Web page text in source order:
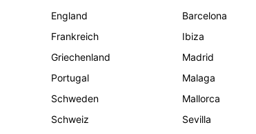
England
Frankreich
Griechenland
Portugal
Schweden
Schweiz
Barcelona
Ibiza
Madrid
Malaga
Mallorca
Sevilla